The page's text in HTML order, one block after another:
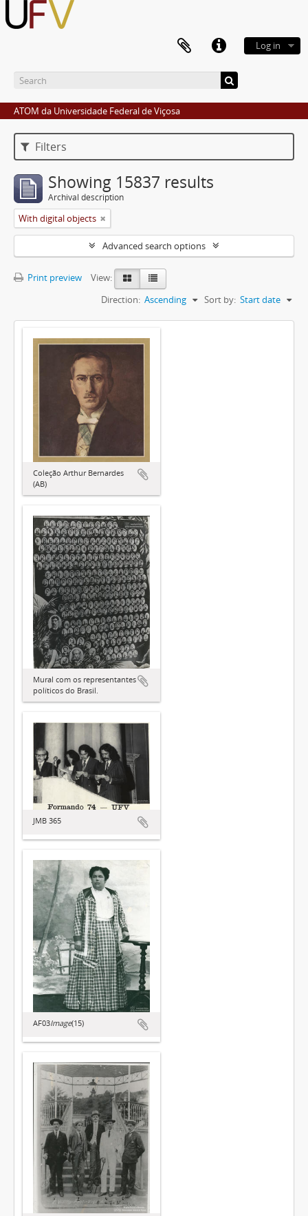
Log in
ATOM da Universidade Federal de Viçosa
Filters
Showing 15837 results
Archival description
With digital objects
Advanced search options
Print preview
View:
Sort by: Start date
Direction: Ascending
Coleção Arthur Bernardes
(AB)
Mural com os representantes
políticos do Brasil.
JMB 365
AF03Image(15)